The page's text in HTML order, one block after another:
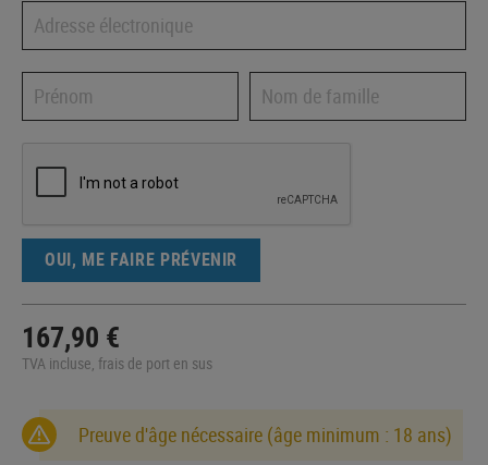
OUI, ME FAIRE PRÉVENIR
167,90 €
TVA incluse, frais de port en sus
Preuve d'âge nécessaire (âge minimum : 18 ans)